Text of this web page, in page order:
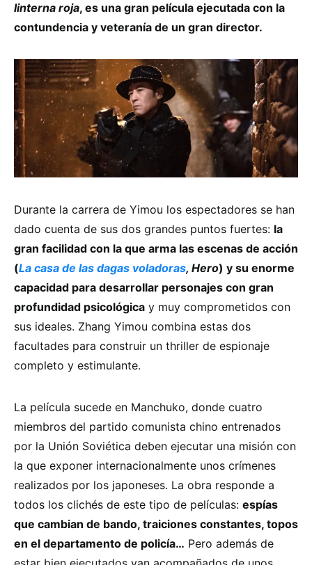
linterna roja, es una gran película ejecutada con la
contundencia y veteranía de un gran director.
Durante la carrera de Yimou los espectadores se han
dado cuenta de sus dos grandes puntos fuertes: la
gran facilidad con la que arma las escenas de acción
(La casa de las dagas voladoras, Hero) y su enorme
capacidad para desarrollar personajes con gran
profundidad psicológica y muy comprometidos con
sus ideales. Zhang Yimou combina estas dos
facultades para construir un thriller de espionaje
completo y estimulante.
La película sucede en Manchuko, donde cuatro
miembros del partido comunista chino entrenados
por la Unión Soviética deben ejecutar una misión con
la que exponer internacionalmente unos crímenes
realizados por los japoneses. La obra responde a
todos los clichés de este tipo de películas: espías
que cambian de bando, traiciones constantes, topos
en el departamento de policía… Pero además de